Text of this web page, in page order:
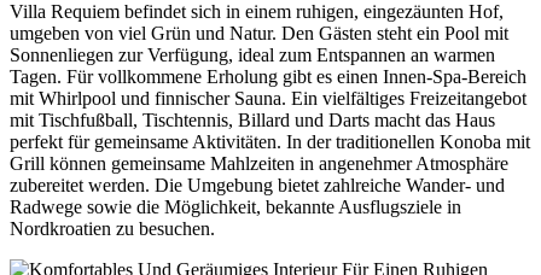
Villa Requiem befindet sich in einem ruhigen, eingezäunten Hof,
umgeben von viel Grün und Natur. Den Gästen steht ein Pool mit
Sonnenliegen zur Verfügung, ideal zum Entspannen an warmen
Tagen. Für vollkommene Erholung gibt es einen Innen-Spa-Bereich
mit Whirlpool und finnischer Sauna. Ein vielfältiges Freizeitangebot
mit Tischfußball, Tischtennis, Billard und Darts macht das Haus
perfekt für gemeinsame Aktivitäten. In der traditionellen Konoba mit
Grill können gemeinsame Mahlzeiten in angenehmer Atmosphäre
zubereitet werden. Die Umgebung bietet zahlreiche Wander- und
Radwege sowie die Möglichkeit, bekannte Ausflugsziele in
Nordkroatien zu besuchen.